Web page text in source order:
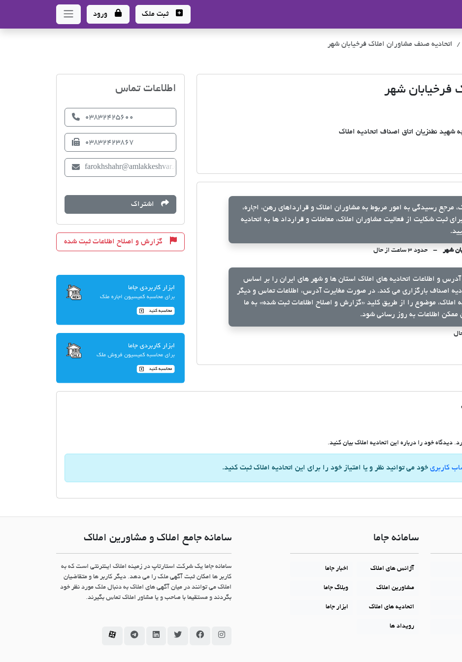
ثبت ملک ورود
اتحادیه صنف مشاوران املاک فرخیابان شهر
فرخیابان شهر
شهید نطنزیان اتاق اصناف اتحادیه املاک
مرجع رسیدگی به امور مربوط به مشاوران املاک و قرارداهای رهن، اجاره،
ثبت شکایت از فعالیت مشاوران املاک، معاملات و قرارداد ها به اتحادیه
شهر حدود ۳ ساعت از حال
آدرس و اطلاعات اتحادیه های املاک استان ها و شهر های ایران را بر اساس
اصناف بارگزاری می کند. در صورت مغایرت آدرس، اطلاعات تماس و دیگر
املاک، موضوع را از طریق کلید «گزارش و اصلاح اطلاعات ثبت شده» به ما
ممکن اطلاعات به روز رسانی شود.
اطلاعات تماس
03832425600
03832423867
farokhshahr@amlakkeshvar.com
اشتراک
گزارش و اصلاح اطلاعات ثبت شده
دیدگاه خود را درباره این اتحادیه املاک بیان کنید.
کاربری خود می توانید نظر و یا امتیاز خود را برای این اتحادیه املاک ثبت کنید.
سامانه جاما
آژانس های املاک اخبار جاما
مشاورین املاک وبلاگ جاما
اتحادیه های املاک ابزار جاما
رویداد ها
سامانه جامع املاک و مشاورین املاک
سامانه جاما یک شرکت استارتاپ در زمینه املاک اینترنتی است که به
کاربر ها امکان ثبت آگهی ملک را می دهد. دیگر کاربر ها و متقاضیان
املاک می توانند در میان آگهی های املاک به دنبال ملک مورد نظر خود
بگردند و مستقیما با صاحب و یا مشاور املاک تماس بگیرند.
سامانه جاما در اینستاگرام
سامانه جاما در فیسبوک
سامانه جاما در توئیتر
سامانه جاما در لینکداین
سامانه جاما در تلگرام
سامانه جاما در آپارات